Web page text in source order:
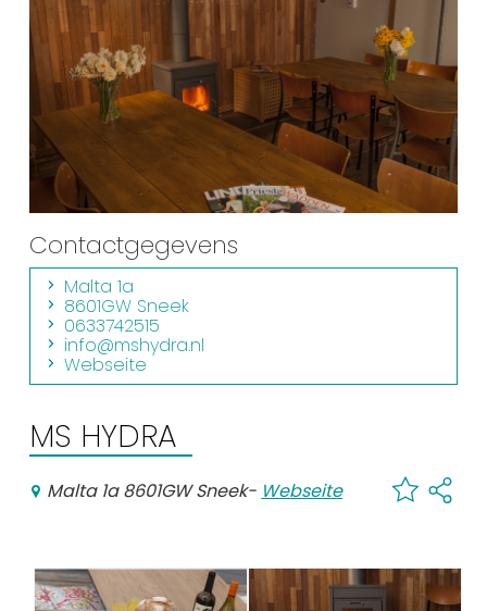
Sehenswürdigkeiten
Sehen & Erleben
Essen, Trinken, Ausgehen
Wassersport
Übernachten
Einkaufen
Veranstaltungskalender
Häufig besuchte Seiten:
Stadtplan
VVV Sneek
Contactgegevens
Malta 1a
8601GW Sneek
0633742515
info@mshydra.nl
Webseite
MS HYDRA
Malta 1a 8601GW Sneek- Webseite